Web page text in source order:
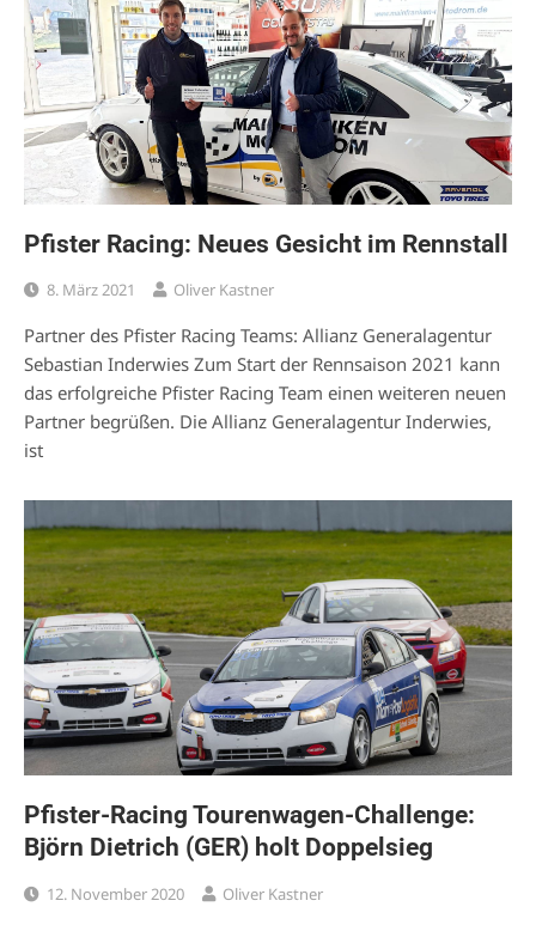
Pfister Racing: Neues Gesicht im Rennstall
8. März 2021 Oliver Kastner
Partner des Pfister Racing Teams: Allianz Generalagentur
Sebastian Inderwies Zum Start der Rennsaison 2021 kann
das erfolgreiche Pfister Racing Team einen weiteren neuen
Partner begrüßen. Die Allianz Generalagentur Inderwies,
ist
Pfister-Racing Tourenwagen-Challenge:
Björn Dietrich (GER) holt Doppelsieg
12. November 2020 Oliver Kastner